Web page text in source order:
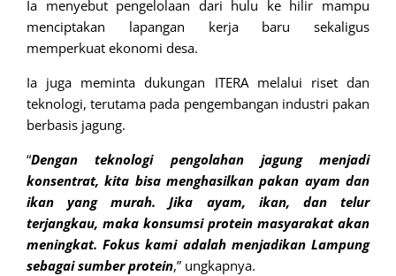
Ia menyebut pengelolaan dari hulu ke hilir mampu
menciptakan lapangan kerja baru sekaligus
memperkuat ekonomi desa.
Ia juga meminta dukungan ITERA melalui riset dan
teknologi, terutama pada pengembangan industri pakan
berbasis jagung.
“Dengan teknologi pengolahan jagung menjadi
konsentrat, kita bisa menghasilkan pakan ayam dan
ikan yang murah. Jika ayam, ikan, dan telur
terjangkau, maka konsumsi protein masyarakat akan
meningkat. Fokus kami adalah menjadikan Lampung
sebagai sumber protein,” ungkapnya.